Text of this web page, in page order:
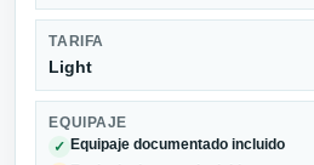
TARIFA
Light
EQUIPAJE
✓ Equipaje documentado incluido